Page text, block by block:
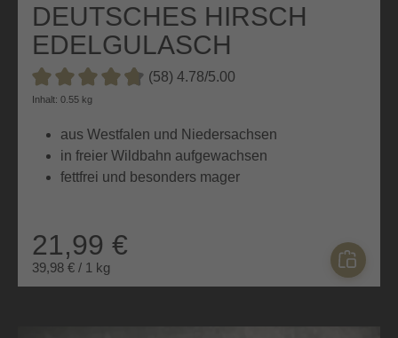
DEUTSCHES HIRSCH
EDELGULASCH
Durchschnittliche Bewertung von 4.7 von 5 Sternen
(58) 4.78/5.00
Inhalt: 0.55 kg
aus Westfalen und Niedersachsen
in freier Wildbahn aufgewachsen
fettfrei und besonders mager
21,99 €
39,98 € / 1 kg